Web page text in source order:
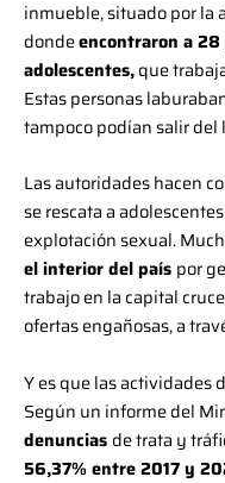
inmueble, situado por la
dondeencontraron a
adolescentes,que
Estas personas
tampoco podían salir del
Las autoridades hacen
se rescata a
explotación sexual.
el interior del país por
trabajo en la capital
ofertas engañosas, a
Y es que las actividades
Según un informe del
denuncias de trata y
56,37% entre 2017 y